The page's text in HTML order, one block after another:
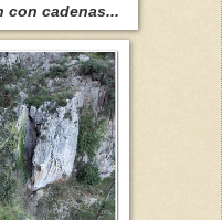
con cadenas...